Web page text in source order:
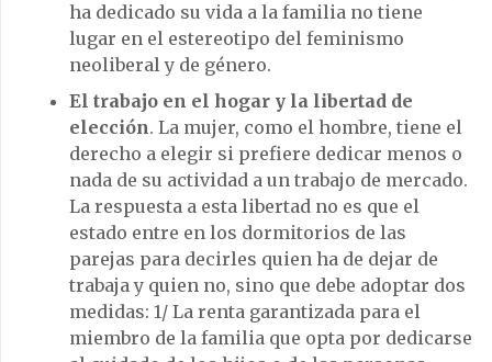
ha dedicado su vida a la familia no tiene
lugar en el estereotipo del feminismo
neoliberal y de género.
El trabajo en el hogar y la libertad de
elección. La mujer, como el hombre, tiene el
derecho a elegir si prefiere dedicar menos o
nada de su actividad a un trabajo de mercado.
La respuesta a esta libertad no es que el
estado entre en los dormitorios de las
parejas para decirles quien ha de dejar de
trabaja y quien no, sino que debe adoptar dos
medidas: 1/ La renta garantizada para el
miembro de la familia que opta por dedicarse